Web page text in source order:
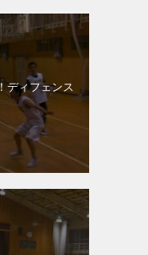
ディフェンス